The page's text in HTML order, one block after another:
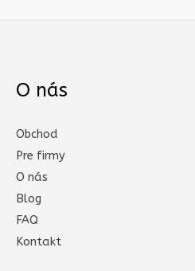
O nás
Obchod
Pre firmy
O nás
Blog
FAQ
Kontakt